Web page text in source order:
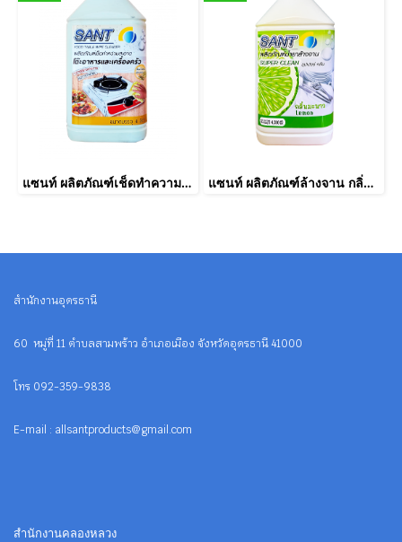
แซนท์ ผลิตภัณฑ์เช็ดทำความสะอาดโต๊ะอาหาร กลิ่นตะไคร้หอม ขนาดบรรจุ 4 ลิตร แซนท์ ผลิตภัณฑ์ล้างจาน กลิ่นมะนาว ขนาดบรรจุ 4 ลิตร
สำนักงานอุดรธานี
60 หมู่ที่ 11 ตำบลสามพร้าว อำเภอเมือง จังหวัดอุดรธานี 41000
โทร 092-359-9838
E-mail : allsantproducts@gmail.com
สำนักงานคลองหลวง